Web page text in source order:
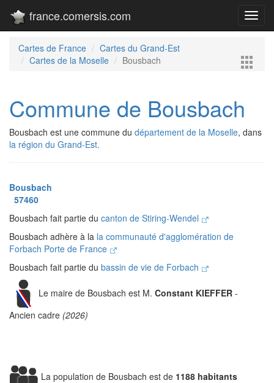
france.comersis.com
Cartes de France
Cartes du Grand-Est
Cartes de la Moselle
Bousbach
Commune de Bousbach
Bousbach est une commune du département de la Moselle, dans
la région du Grand-Est.
Bousbach
57460
Bousbach fait partie du canton de Stiring-Wendel
Bousbach adhère à la la communauté d'agglomération de
Forbach Porte de France
Bousbach fait partie du bassin de vie de Forbach
Le maire de Bousbach est M. Constant KIEFFER -
Ancien cadre (2026)
La population de Bousbach est de 1188 habitants